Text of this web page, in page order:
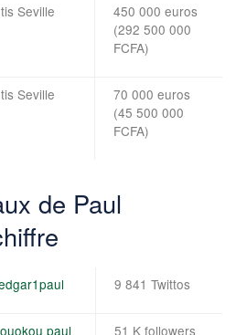
Seville
450 000 euros
(292 500 000
FCFA)
Seville
70 000 euros
(45 500 000
FCFA)
de Paul
9 841 Twittos
paul
51 K followers